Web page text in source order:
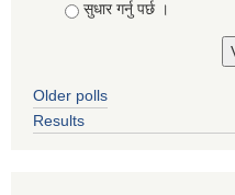
सुधार गर्नु पर्छ ।
Older polls
Results